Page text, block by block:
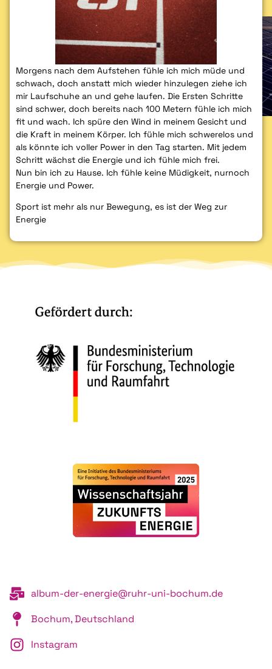
Morgens nach dem Aufstehen fühle ich mich müde und
schwach, doch anstatt mich wieder hinzulegen ziehe ich
mir Laufschuhe an und gehe laufen. Die Ersten Schritte
sind schwer, doch bereits nach 100 Metern fühle ich mich
fit und wach. Ich spüre den Wind in meinem Gesicht und
die Kraft in meinem Körper. Ich fühle mich schwerelos und
als könnte ich voller Power in den Tag starten. Mit jedem
Schritt wächst die Energie und ich fühle mich frei.
Nun bin ich zu Hause. Ich fühle keine Müdigkeit, nurnoch
Energie und Power.
Sport ist mehr als nur Bewegung, es ist der Weg zur
Energie
album-der-energie@ruhr-uni-bochum.de
Bochum, Deutschland
Instagram